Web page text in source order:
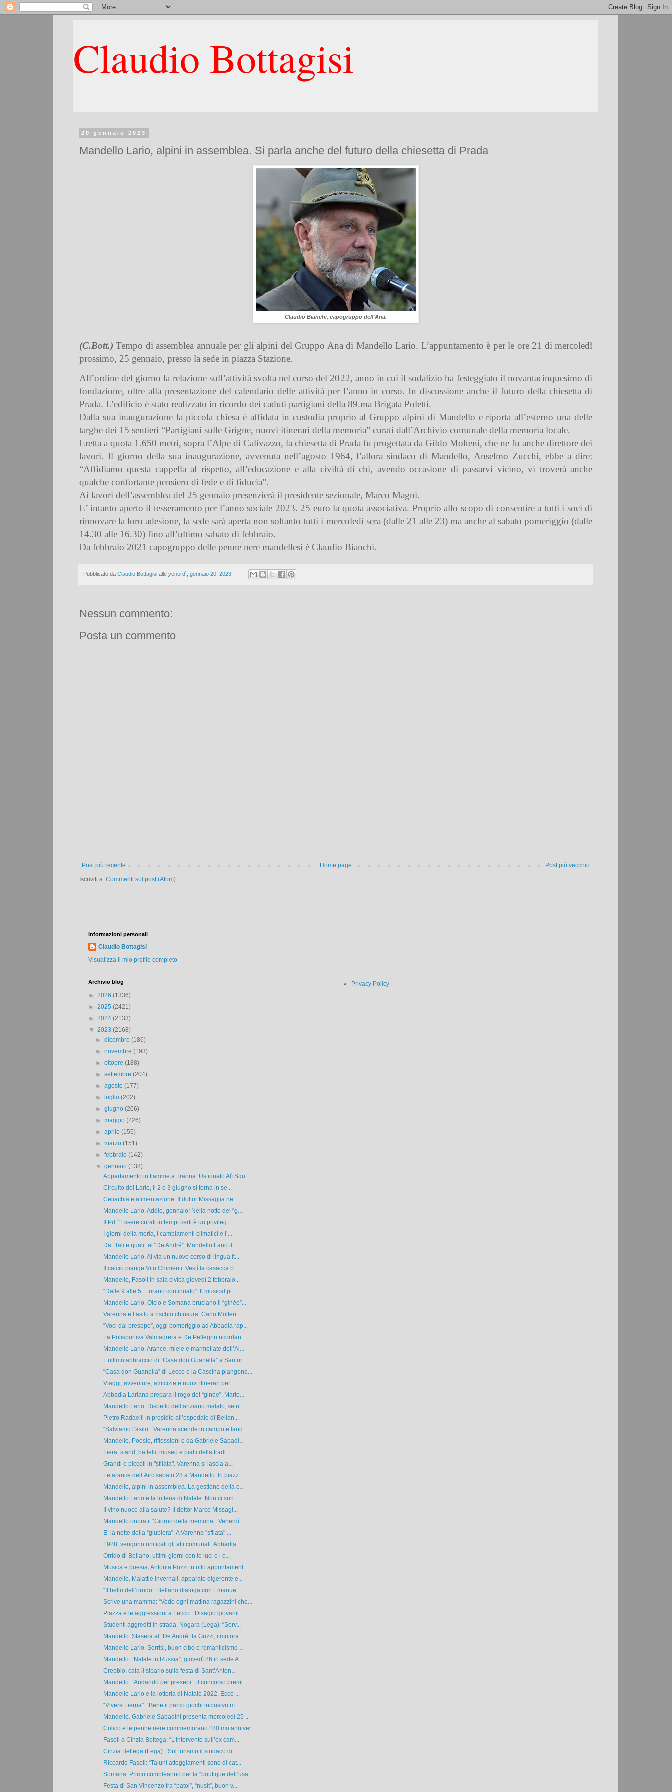
Claudio Bottagisi
20 gennaio 2023
Mandello Lario, alpini in assemblea. Si parla anche del futuro della chiesetta di Prada
Claudio Bianchi, capogruppo dell'Ana.
(C.Bott.) Tempo di assemblea annuale per gli alpini del Gruppo Ana di Mandello Lario. L’appuntamento è per le ore 21 di mercoledì
prossimo, 25 gennaio, presso la sede in piazza Stazione.
All’ordine del giorno la relazione sull’attività svolta nel corso del 2022, anno in cui il sodalizio ha festeggiato il novantacinquesimo di
fondazione, oltre alla presentazione del calendario delle attività per l’anno in corso. In discussione anche il futuro della chiesetta di
Prada. L’edificio è stato realizzato in ricordo dei caduti partigiani della 89.ma Brigata Poletti.
Dalla sua inaugurazione la piccola chiesa è affidata in custodia proprio al Gruppo alpini di Mandello e riporta all’esterno una delle
targhe dei 15 sentieri “Partigiani sulle Grigne, nuovi itinerari della memoria” curati dall’Archivio comunale della memoria locale.
Eretta a quota 1.650 metri, sopra l’Alpe di Calivazzo, la chiesetta di Prada fu progettata da Gildo Molteni, che ne fu anche direttore dei
lavori. Il giorno della sua inaugurazione, avvenuta nell’agosto 1964, l’allora sindaco di Mandello,Anselmo Zucchi, ebbe a dire:
“Affidiamo questa cappella al rispetto, all’educazione e alla civiltà di chi, avendo occasione di passarvi vicino, vi troverà anche
qualche confortante pensiero di fede e di fiducia”.
Ai lavori dell’assemblea del 25 gennaio presenzierà il presidente sezionale, Marco Magni.
E’ intanto aperto il tesseramento per l’anno sociale 2023. 25 euro la quota associativa. Proprio allo scopo di consentire a tutti i soci di
rinnovare la loro adesione, la sede sarà aperta non soltanto tutti i mercoledì sera (dalle 21 alle 23) ma anche al sabato pomeriggio (dalle
14.30 alle 16.30) fino all’ultimo sabato di febbraio.
Da febbraio 2021 capogruppo delle penne nere mandellesi è Claudio Bianchi.
Pubblicato da Claudio Bottagisi alle venerdì, gennaio 20, 2023
Nessun commento:
Posta un commento
Post più recente Post più vecchio
Home page
Iscriviti a: Commenti sul post (Atom)
Informazioni personali
Claudio Bottagisi
Visualizza il mio profilo completo
Archivio blog
► 2026 (1336)
► 2025 (2421)
► 2024 (2133)
▼ 2023 (2168)
►dicembre(186)
►novembre(193)
►ottobre(188)
►settembre(204)
►agosto(177)
►luglio(202)
►giugno(206)
►maggio(226)
►aprile(155)
►marzo(151)
►febbraio(142)
▼gennaio(138)
Appartamento in fiamme a Traona. Ustionato Alì Squ...
Circuito del Lario, il 2 e 3 giugno si torna in se...
Celiachia e alimentazione. Il dottor Missaglia ne ...
Mandello Lario. Addio, gennaio! Nella notte del “g...
Il Pd: "Essere curati in tempi certi è un privileg...
I giorni della merla, i cambiamenti climatici e l’...
Da “Tali e quali” al “De André”. Mandello Lario il...
Mandello Lario. Al via un nuovo corso di lingua it...
Il calcio piange Vito Chimenti. Vestì la casacca b...
Mandello, Fasoli in sala civica giovedì 2 febbraio...
“Dalle 9 alle 5… orario continuato”. Il musical pi...
Mandello Lario, Olcio e Somana bruciano il “ginèe”...
Varenna e l’asilo a rischio chiusura. Carlo Molten...
“Voci dal presepe”, oggi pomeriggio ad Abbadia rap...
La Polisportiva Valmadrera e De Pellegrin ricordan...
Mandello Lario. Arance, miele e marmellate dell’Ai...
L’ultimo abbraccio di “Casa don Guanella” a Santor...
“Casa don Guanella” di Lecco e la Cascina piangono...
Viaggi, avventure, amicizie e nuovi itinerari per ...
Abbadia Lariana prepara il rogo del “ginèe”. Marte...
Mandello Lario. Rispetto dell’anziano malato, se n...
Pietro Radaelli in presidio all’ospedale di Bellan...
“Salviamo l’asilo”. Varenna scende in campo e lanc...
Mandello. Poesie, riflessioni e da Gabriele Sabadi...
Fiera, stand, battelli, museo e piatti della tradi...
Grandi e piccoli in "sfilata". Varenna si lascia a...
Le arance dell’Airc sabato 28 a Mandello. In piazz...
Mandello, alpini in assemblea. La gestione della c...
Mandello Lario e la lotteria di Natale. Non ci son...
Il vino nuoce alla salute? Il dottor Marco Missagl...
Mandello onora il “Giorno della memoria”. Venerdì ...
E’ la notte della “giubiera”. A Varenna "sfilata" ...
1928, vengono unificati gli atti comunali. Abbadia...
Orrido di Bellano, ultimi giorni con le luci e i c...
Musica e poesia, Antonia Pozzi in otto appuntament...
Mandello. Malattie invernali, apparato digerente e...
“Il bello dell’orrido”. Bellano dialoga con Emanue...
Scrive una mamma: “Vedo ogni mattina ragazzini che...
Piazza e le aggressioni a Lecco: “Disagio giovanil...
Studenti aggrediti in strada. Nogara (Lega): “Serv...
Mandello. Stasera al “De André” la Guzzi, i motora...
Mandello Lario. Sorrisi, buon cibo e romanticismo ...
Mandello. “Natale in Russia”, giovedì 26 in sede A...
Crebbio, cala il sipario sulla festa di Sant’Anton...
Mandello. “Andando per presepi”, il concorso premi...
Mandello Lario e la lotteria di Natale 2022. Ecco ...
“Vivere Lierna”: “Bene il parco giochi inclusivo m...
Mandello. Gabriele Sabadini presenta mercoledì 25 ...
Colico e le penne nere commemorano l’80.mo anniver...
Fasoli a Cinzia Bettega: “L’intervento sull’ex cam...
Cinzia Bettega (Lega): “Sul turismo il sindaco di ...
Riccardo Fasoli: “Taluni atteggiamenti sono di cat...
Somana. Primo compleanno per la “boutique dell’usa...
Festa di San Vincenzo tra “patol”, “nusit”, buon v...
Privacy Policy